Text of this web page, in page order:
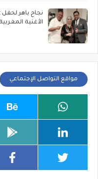
الأغنية
مواقع التواصل الإجتماعي